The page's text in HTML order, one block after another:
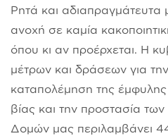
Ρητά και αδιαπραγμάτευτα
ανοχή σε καμία
όπου κι αν προέρχεται. Η
μέτρων και δράσεων για
καταπολέμηση της έμφυλης
βίας και την προστασία
Δομών μας περιλαμβάνει